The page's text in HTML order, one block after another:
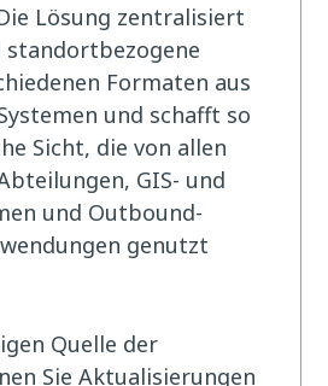
Lösung zentralisiert
Formaten aus
und schafft so
Sicht, die von allen
GIS- und
und Outbound-
genutzt
Quelle der
Sie Aktualisierungen